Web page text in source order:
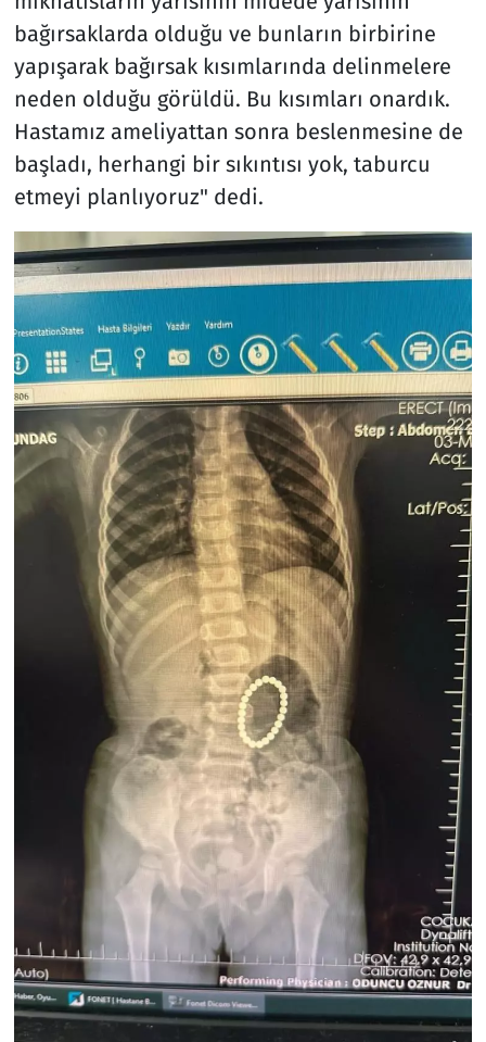
bağırsaklarda olduğu ve bunların birbirine
yapışarak bağırsak kısımlarında delinmelere
neden olduğu görüldü. Bu kısımları onardık.
Hastamız ameliyattan sonra beslenmesine de
başladı, herhangi bir sıkıntısı yok, taburcu
etmeyi planlıyoruz" dedi.